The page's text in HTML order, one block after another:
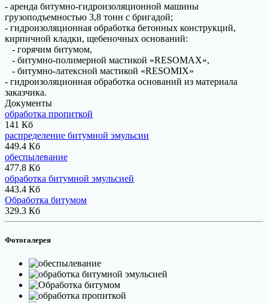
- аренда битумно-гидроизоляционной машины
грузоподъемностью 3,8 тонн с бригадой;
- гидроизоляционная обработка бетонных конструкций,
кирпичной кладки, щебеночных оснований:
- горячим битумом,
- битумно-полимерной мастикой «RESOMAX»,
- битумно-латексной мастикой «RESOMIX»
- гидроизоляционная обработка оснований из материала
заказчика.
Документы
обработка пропиткой
141 Кб
распределение битумной эмульсии
449.4 Кб
обеспылевание
477.8 Кб
обработка битумной эмульсией
443.4 Кб
Обработка битумом
329.3 Кб
Фотогалерея